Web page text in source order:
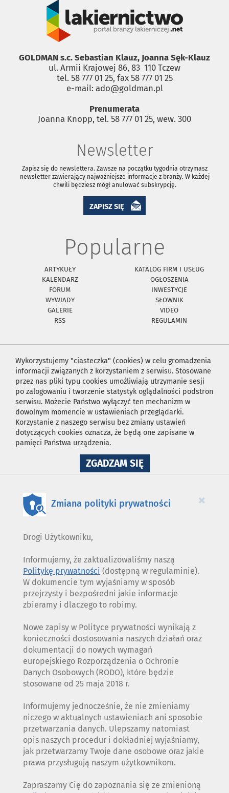
GOLDMAN s.c. Sebastian Klauz, Joanna Sęk-Klauz
ul. Armii Krajowej 86, 83 ­ 110 Tczew
tel. 58 777 01 25, fax 58 777 01 25
e-mail: ado@goldman.pl
Prenumerata
Joanna Knopp, tel. 58 777 01 25, wew. 300
Newsletter
Zapisz się do newslettera. Zawsze na początku tygodnia otrzymasz
newsletter zawierający najważniejsze informacje z branży. W każdej
chwili będziesz mógł anulować subskrypcję.
ZAPISZ SIĘ
Popularne
ARTYKUŁY
KATALOG FIRM I USŁUG
KALENDARZ
OGŁOSZENIA
FORUM
INWESTYCJE
WYWIADY
SŁOWNIK
GALERIE
VIDEO
RSS
REGULAMIN
Wykorzystujemy "ciasteczka" (cookies) w celu gromadzenia
informacji związanych z korzystaniem z serwisu. Stosowane
przez nas pliki typu cookies umożliwiają utrzymanie sesji
po zalogowaniu i tworzenie statystyk oglądalności podstron
serwisu. Możecie Państwo wyłączyć ten mechanizm w
dowolnym momencie w ustawieniach przeglądarki.
Korzystanie z naszego serwisu bez zmiany ustawień
dotyczących cookies oznacza, że będą one zapisane w
pamięci Państwa urządzenia.
ZGADZAM SIĘNA
WYKORZYSTANIE
×
Zmiana polityki prywatności
Drogi Użytkowniku,
Informujemy, że zaktualizowaliśmy naszą
Politykę prywatności (dostępną w regulaminie).
W dokumencie tym wyjaśniamy w sposób
przejrzysty i bezpośredni jakie informacje
zbieramy i dlaczego to robimy.
Nowe zapisy w Polityce prywatności wynikają z
konieczności dostosowania naszych działań oraz
dokumentacji do nowych wymagań
europejskiego Rozporządzenia o Ochronie
Danych Osobowych (RODO), które będzie
stosowane od 25 maja 2018 r.
Informujemy jednocześnie, że nie zmieniamy
niczego w aktualnych ustawieniach ani sposobie
przetwarzania danych. Ulepszamy natomiast
opis naszych procedur i dokładniej wyjaśniamy,
jak przetwarzamy Twoje dane osobowe oraz jakie
prawa przysługują naszym użytkownikom.
Zapraszamy Cię do zapoznania się ze zmienioną